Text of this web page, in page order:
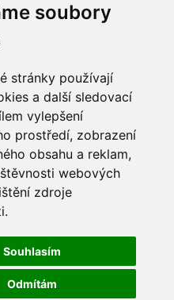
soubory
stránky používají
a další sledovací
vylepšení
prostředí, zobrazení
obsahu a reklam,
webových
zdroje
Souhlasím
Odmítám